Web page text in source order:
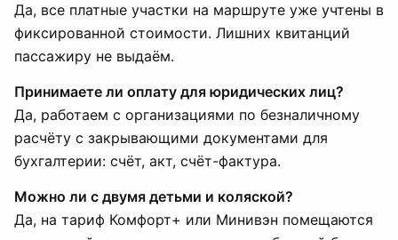
Да, все платные участки на маршруте уже учтены в
фиксированной стоимости. Лишних квитанций
пассажиру не выдаём.
Принимаете ли оплату для юридических лиц?
Да, работаем с организациями по безналичному
расчёту с закрывающими документами для
бухгалтерии: счёт, акт, счёт-фактура.
Можно ли с двумя детьми и коляской?
Да, на тариф Комфорт+ или Минивэн помещаются